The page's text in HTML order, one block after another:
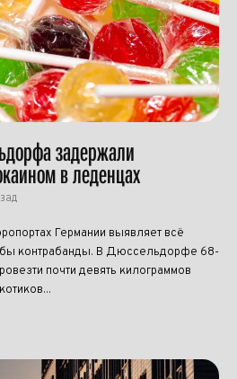
задержали
в леденцах
Германии выявляет всё
контрабанды. В Дюссельдорфе 68-
почти девять килограммов